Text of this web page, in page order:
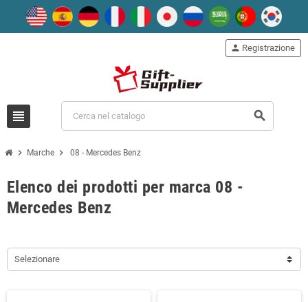
view_headline search
person Registrazione
chevron_right Marche chevron_right 08 - Mercedes Benz
Elenco dei prodotti per marca 08 -
Mercedes Benz
Selezionare